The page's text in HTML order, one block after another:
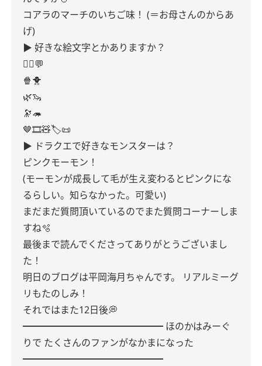
コアラのマーチのいちご味！ (＝お母さんのからあ
げ)
▶ 好きな絵文字とかありますか？
🧚‍♂️💬
🍿🐥
🌿🦦
🔭🦔
🤎🎞🧸🏷📜
▶ ドラクエで好きなモンスターは？
ピンクモーモン！
(モーモンが成長して毛が生え変わるとピンクにな
るらしい。知らなかった。可愛い)
まだまだ質問頂いているのでまた質問コーナーしま
すね🫧
最後まで読んでくださってありがとうございまし
た！
明日のブログは平岡海月ちゃんです。
リアルミーグ
リもたのしみ！
それではまた12日後💭
━━━━━━━━━━━━━━━ ほのかはみーぐ
りで たくさんのファンがなかまになった
━━━━━━━━━━━━━━━